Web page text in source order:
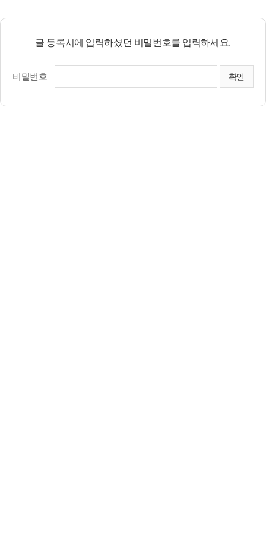
글 등록시에 입력하셨던 비밀번호를 입력하세요.
비밀번호